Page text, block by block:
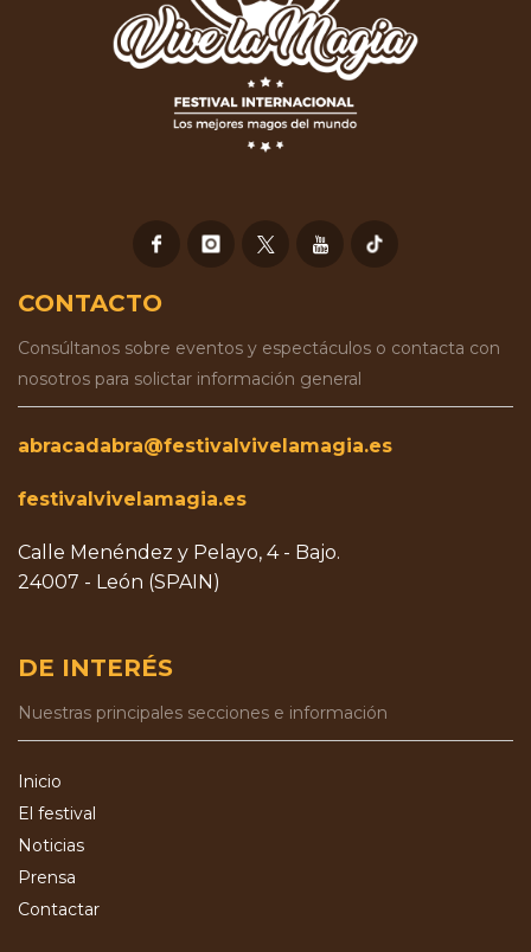
CONTACTO
Consúltanos sobre eventos y espectáculos o contacta con
nosotros para solictar información general
abracadabra@festivalvivelamagia.es
festivalvivelamagia.es
Calle Menéndez y Pelayo, 4 - Bajo.
24007 - León (SPAIN)
DE INTERÉS
Nuestras principales secciones e información
Inicio
El festival
Noticias
Prensa
Contactar